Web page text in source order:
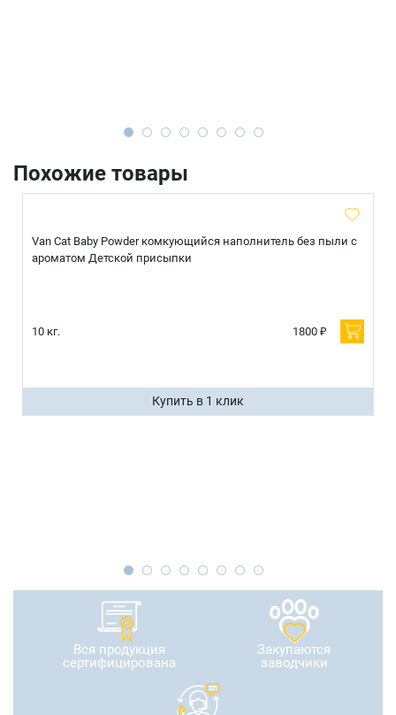
Похожие товары
Van Cat Baby Powder комкующийся наполнитель без пыли с
ароматом Детской присыпки
10 кг. 1800 ₽
Купить в 1 клик
Вся продукция
сертифицирована
Закупаются
заводчики